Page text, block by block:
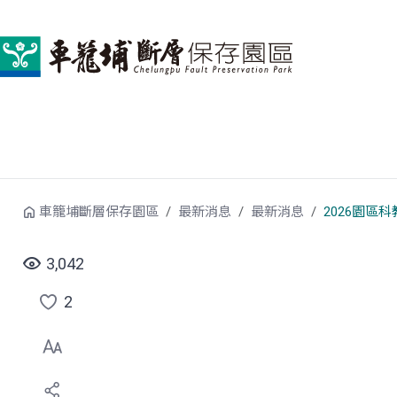
車籠埔斷層保存園區 最新消息 最新消息 2026園區科
3,042
點
選
喜
2